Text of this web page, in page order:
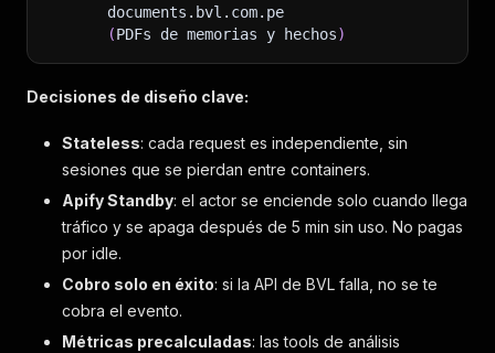
       documents.bvl.com.pe
(PDFs de memorias y hechos)
Decisiones de diseño clave:
Stateless: cada request es independiente, sin
sesiones que se pierdan entre containers.
Apify Standby: el actor se enciende solo cuando llega
tráfico y se apaga después de 5 min sin uso. No pagas
por idle.
Cobro solo en éxito: si la API de BVL falla, no se te
cobra el evento.
Métricas precalculadas: las tools de análisis